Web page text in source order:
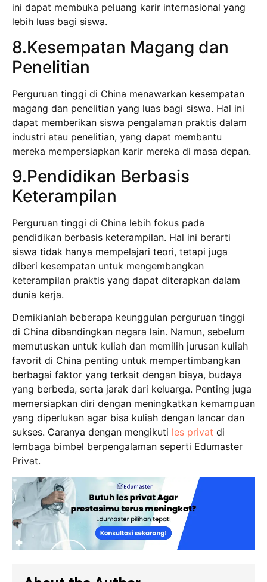
ini dapat membuka peluang karir internasional yang
lebih luas bagi siswa.
8.Kesempatan Magang dan
Penelitian
Perguruan tinggi di China menawarkan kesempatan
magang dan penelitian yang luas bagi siswa. Hal ini
dapat memberikan siswa pengalaman praktis dalam
industri atau penelitian, yang dapat membantu
mereka mempersiapkan karir mereka di masa depan.
9.Pendidikan Berbasis
Keterampilan
Perguruan tinggi di China lebih fokus pada
pendidikan berbasis keterampilan. Hal ini berarti
siswa tidak hanya mempelajari teori, tetapi juga
diberi kesempatan untuk mengembangkan
keterampilan praktis yang dapat diterapkan dalam
dunia kerja.
Demikianlah beberapa keunggulan perguruan tinggi
di China dibandingkan negara lain. Namun, sebelum
memutuskan untuk kuliah dan memilih jurusan kuliah
favorit di China penting untuk mempertimbangkan
berbagai faktor yang terkait dengan biaya, budaya
yang berbeda, serta jarak dari keluarga. Penting juga
memersiapkan diri dengan meningkatkan kemampuan
yang diperlukan agar bisa kuliah dengan lancar dan
sukses. Caranya dengan mengikuti les privat di
lembaga bimbel berpengalaman seperti Edumaster
Privat.